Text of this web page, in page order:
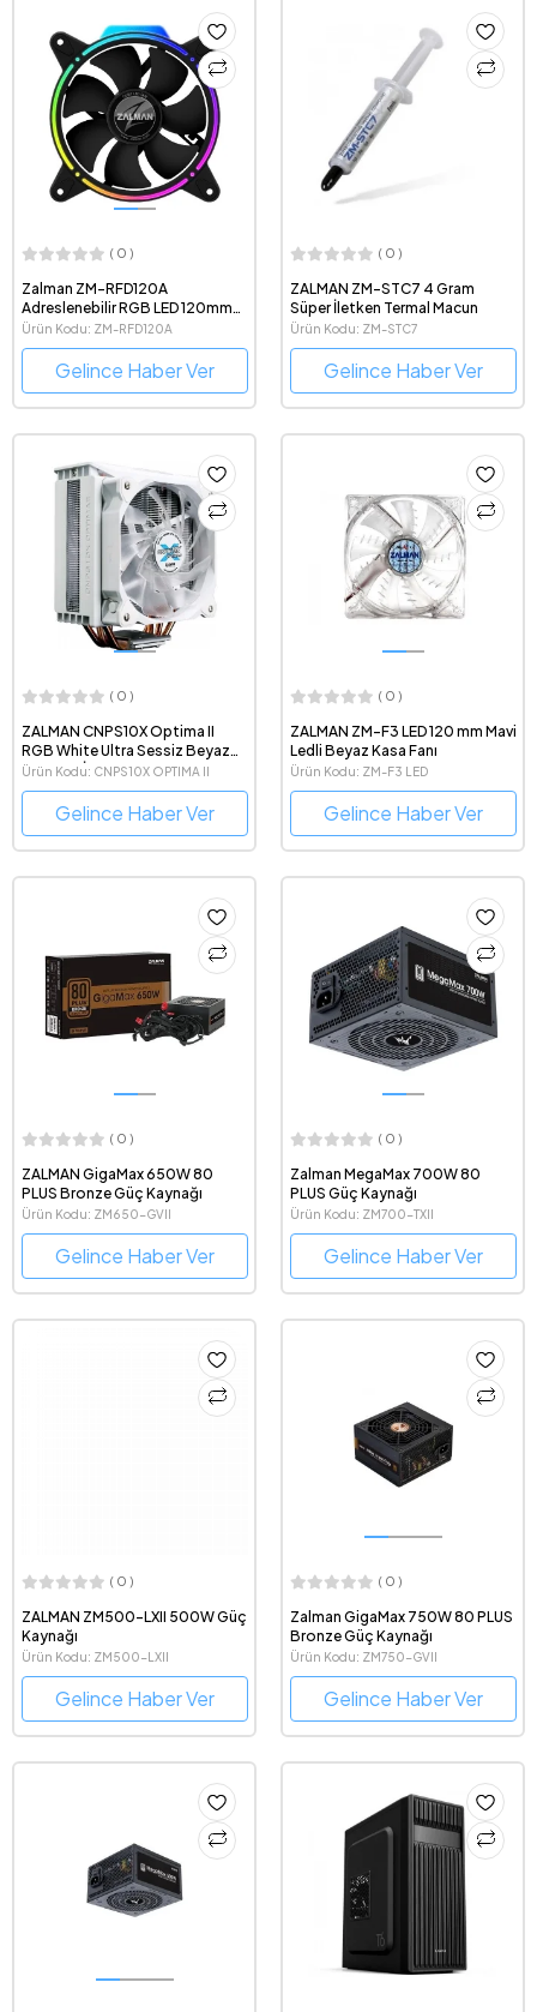
( 0 )
Zalman ZM-RFD120A
Adreslenebilir RGB LED 120mm
Kasa Fanı
Ürün Kodu: ZM-RFD120A
Gelince Haber Ver
( 0 )
ZALMAN ZM-STC7 4 Gram
Süper İletken Termal Macun
Ürün Kodu: ZM-STC7
Gelince Haber Ver
( 0 )
ZALMAN CNPS10X Optima II
RGB White Ultra Sessiz Beyaz
Kule Tipi İşlemci Soğutucu
Ürün Kodu: CNPS10X OPTIMA II
BEYAZ
Gelince Haber Ver
( 0 )
ZALMAN ZM-F3 LED 120 mm Mavi
Ledli Beyaz Kasa Fanı
Ürün Kodu: ZM-F3 LED
Gelince Haber Ver
( 0 )
ZALMAN GigaMax 650W 80
PLUS Bronze Güç Kaynağı
Ürün Kodu: ZM650-GVII
Gelince Haber Ver
( 0 )
Zalman MegaMax 700W 80
PLUS Güç Kaynağı
Ürün Kodu: ZM700-TXII
Gelince Haber Ver
( 0 )
ZALMAN ZM500-LXII 500W Güç
Kaynağı
Ürün Kodu: ZM500-LXII
Gelince Haber Ver
( 0 )
Zalman GigaMax 750W 80 PLUS
Bronze Güç Kaynağı
Ürün Kodu: ZM750-GVII
Gelince Haber Ver